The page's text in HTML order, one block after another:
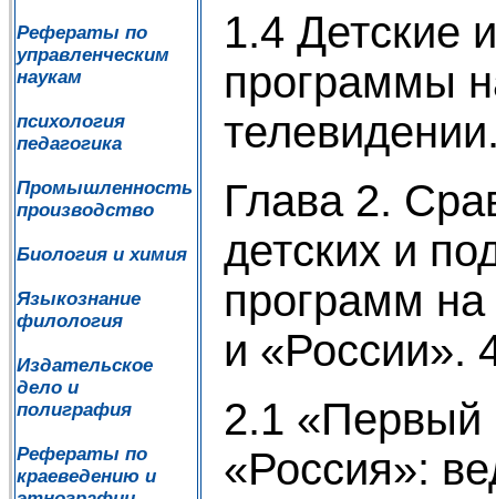
Рефераты по
управленческим
наукам
психология
педагогика
Промышленность
производство
Биология и химия
Языкознание
филология
Издательское
дело и
полиграфия
Рефераты по
краеведению и
1.4 Детские
программы
Глава 2.
детских и
программ
и «России».
2.1 «Первый
«Россия»: